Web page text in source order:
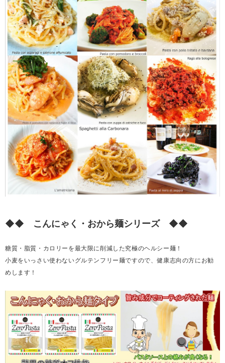
◆◆ こんにゃく・おから麺シリーズ ◆◆
糖質・脂質・カロリーを最大限に削減した究極のヘルシー麺！
小麦をいっさい使わないグルテンフリー麺ですので、健康志向の方にお勧
めします！